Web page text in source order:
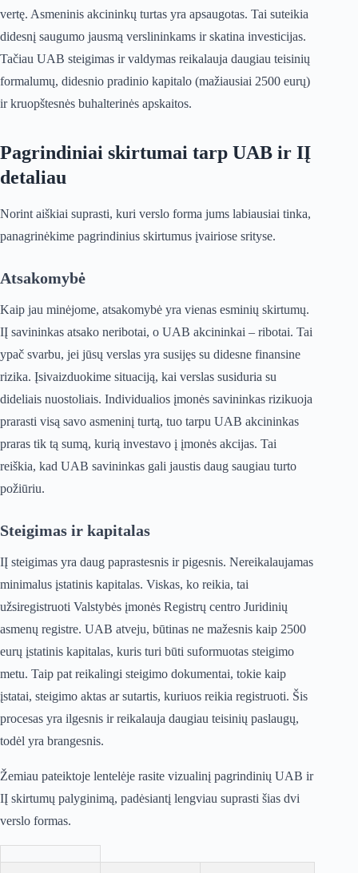
vertę. Asmeninis akcininkų turtas yra apsaugotas. Tai suteikia
didesnį saugumo jausmą verslininkams ir skatina investicijas.
Tačiau UAB steigimas ir valdymas reikalauja daugiau teisinių
formalumų, didesnio pradinio kapitalo (mažiausiai 2500 eurų)
ir kruopštesnės buhalterinės apskaitos.
Pagrindiniai skirtumai tarp UAB ir IĮ
detaliau
Norint aiškiai suprasti, kuri verslo forma jums labiausiai tinka,
panagrinėkime pagrindinius skirtumus įvairiose srityse.
Atsakomybė
Kaip jau minėjome, atsakomybė yra vienas esminių skirtumų.
IĮ savininkas atsako neribotai, o UAB akcininkai – ribotai. Tai
ypač svarbu, jei jūsų verslas yra susijęs su didesne finansine
rizika. Įsivaizduokime situaciją, kai verslas susiduria su
dideliais nuostoliais. Individualios įmonės savininkas rizikuoja
prarasti visą savo asmeninį turtą, tuo tarpu UAB akcininkas
praras tik tą sumą, kurią investavo į įmonės akcijas. Tai
reiškia, kad UAB savininkas gali jaustis daug saugiau turto
požiūriu.
Steigimas ir kapitalas
IĮ steigimas yra daug paprastesnis ir pigesnis. Nereikalaujamas
minimalus įstatinis kapitalas. Viskas, ko reikia, tai
užsiregistruoti Valstybės įmonės Registrų centro Juridinių
asmenų registre. UAB atveju, būtinas ne mažesnis kaip 2500
eurų įstatinis kapitalas, kuris turi būti suformuotas steigimo
metu. Taip pat reikalingi steigimo dokumentai, tokie kaip
įstatai, steigimo aktas ar sutartis, kuriuos reikia registruoti. Šis
procesas yra ilgesnis ir reikalauja daugiau teisinių paslaugų,
todėl yra brangesnis.
Žemiau pateiktoje lentelėje rasite vizualinį pagrindinių UAB ir
IĮ skirtumų palyginimą, padėsiantį lengviau suprasti šias dvi
verslo formas.